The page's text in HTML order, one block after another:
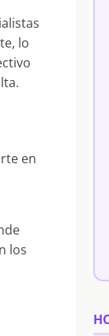
lo
en
los